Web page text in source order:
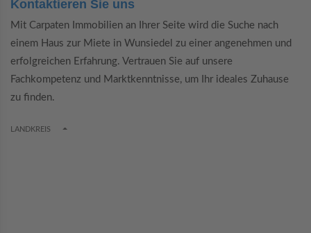
Kontaktieren Sie uns
Mit Carpaten Immobilien an Ihrer Seite wird die Suche nach
einem Haus zur Miete in Wunsiedel zu einer angenehmen und
erfolgreichen Erfahrung. Vertrauen Sie auf unsere
Fachkompetenz und Marktkenntnisse, um Ihr ideales Zuhause
zu finden.
LANDKREIS TOGGLE DROPDOWN